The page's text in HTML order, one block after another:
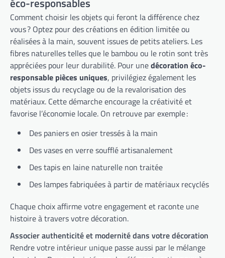
éco-responsables
Comment choisir les objets qui feront la différence chez
vous ? Optez pour des créations en édition limitée ou
réalisées à la main, souvent issues de petits ateliers. Les
fibres naturelles telles que le bambou ou le rotin sont très
appréciées pour leur durabilité. Pour unedécoration éco-
responsable pièces uniques, privilégiez également les
objets issus du recyclage ou de la revalorisation des
matériaux. Cette démarche encourage la créativité et
favorise l’économie locale. On retrouve par exemple :
Des paniers en osier tressés à la main
Des vases en verre soufflé artisanalement
Des tapis en laine naturelle non traitée
Des lampes fabriquées à partir de matériaux recyclés
Chaque choix affirme votre engagement et raconte une
histoire à travers votre décoration.
Associer authenticité et modernité dans votre décoration
Rendre votre intérieur unique passe aussi par le mélange